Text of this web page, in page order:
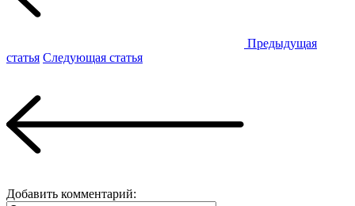
Предыдущая
статья Следующая статья
Добавить комментарий: